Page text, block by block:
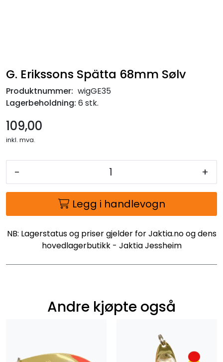
G. Erikssons Spätta 68mm Sølv
Produktnummer: wigGE35
Lagerbeholdning: 6 stk.
109,00
inkl. mva.
- +
Legg i handlevogn
NB: Lagerstatus og priser gjelder for Jaktia.no og dens
hovedlagerbutikk - Jaktia Jessheim
Andre kjøpte også